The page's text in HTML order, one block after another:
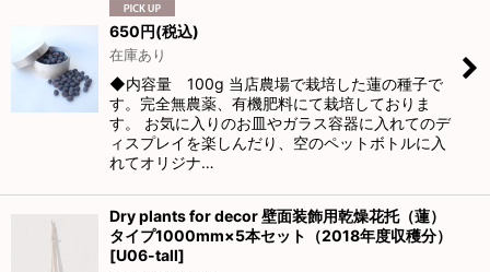
650円(税込)
在庫あり
◆内容量 100g 当店農場で栽培した蓮の種子で
す。完全無農薬、有機肥料にて栽培しておりま
す。 お気に入りのお皿やガラス容器に入れてのデ
ィスプレイを楽しんだり、空のペットボトルに入
れてオリジナ…
Dry plants for decor 壁面装飾用乾燥花托（蓮）
タイプ1000mm×5本セット（2018年度収穫分）
[U06-tall]